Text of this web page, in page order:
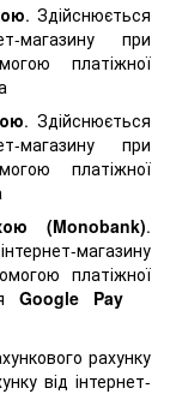
. Здійснюється
магазину при
платіжної
. Здійснюється
магазину при
платіжної
(Monobank).
магазину
платіжної
Google Pay
рахунку
від інтернет-